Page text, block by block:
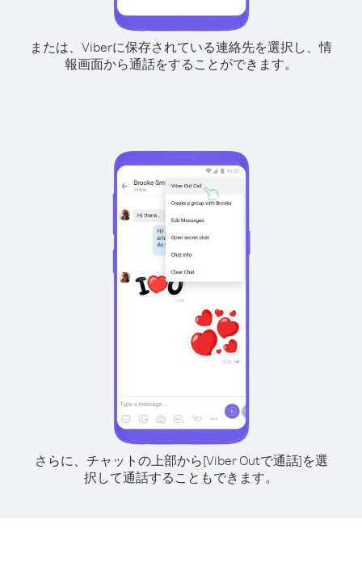
または、Viberに保存されている連絡先を選択し、情
報画面から通話をすることができます。
さらに、チャットの上部から[Viber Outで通話]を選
択して通話することもできます。